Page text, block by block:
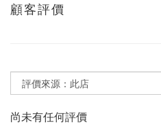
顧客評價
尚未有任何評價